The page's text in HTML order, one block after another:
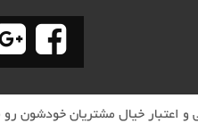
اعتبار خیال مشتریان خودشون رو